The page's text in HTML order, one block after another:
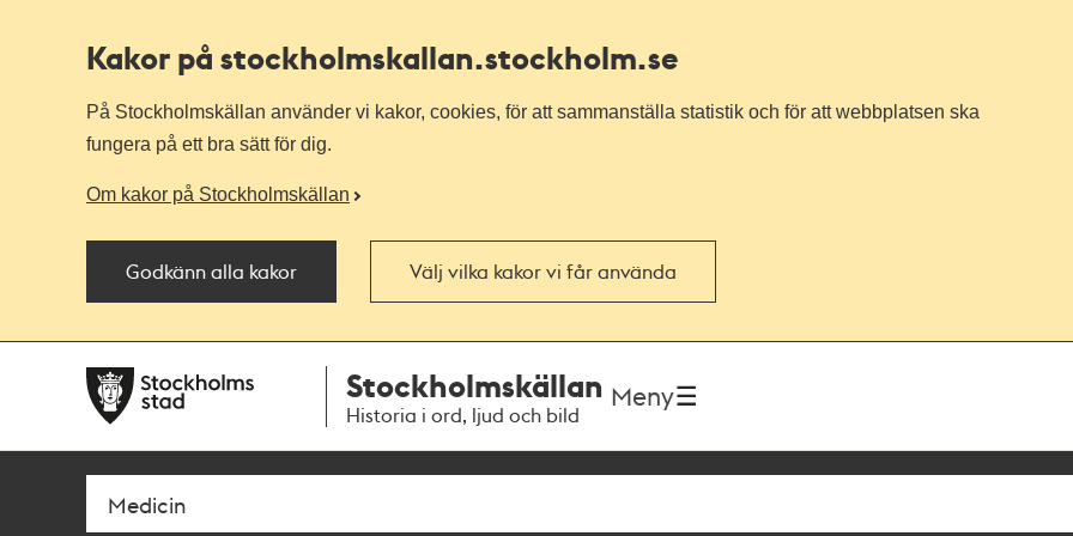
Kakor på stockholmskallan.stockholm.se
På Stockholmskällan använder vi kakor, cookies, för att sammanställa statistik och för att webbplatsen ska
fungera på ett bra sätt för dig.
Om kakor på Stockholmskällan
Godkänn alla kakor Välj vilka kakor vi får använda
navigationen
huvudinnehållet
Stockholmskällan
Historia i ord, ljud och bild
Meny
Sök